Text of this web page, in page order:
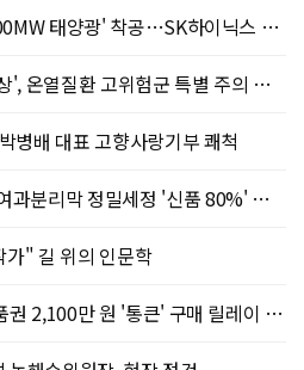
태양광' 착공…SK하이닉스 공급
열질환 고위험군 특별 주의 당부
병배 대표 고향사랑기부 쾌척
분리막 정밀세정 '신품 80%' 회복
" 길 위의 인문학
2,100만 원 '통큰' 구매 릴레이 동참